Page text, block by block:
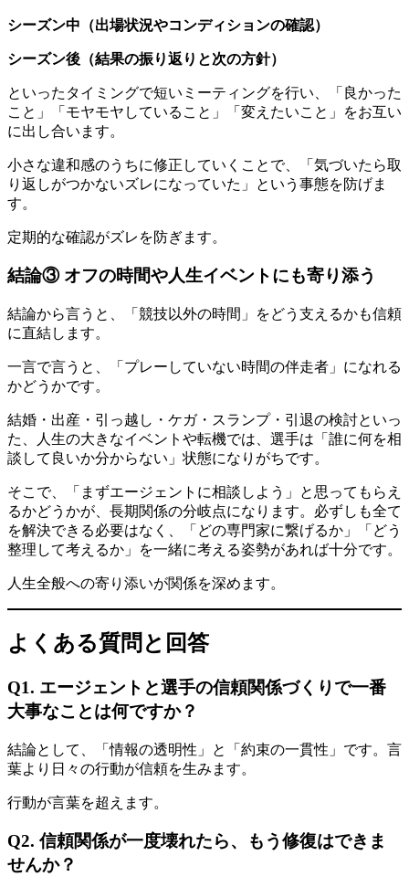
シーズン中（出場状況やコンディションの確認）
シーズン後（結果の振り返りと次の方針）
といったタイミングで短いミーティングを行い、「良かった
こと」「モヤモヤしていること」「変えたいこと」をお互い
に出し合います。
小さな違和感のうちに修正していくことで、「気づいたら取
り返しがつかないズレになっていた」という事態を防げま
す。
定期的な確認がズレを防ぎます。
結論③ オフの時間や人生イベントにも寄り添う
結論から言うと、「競技以外の時間」をどう支えるかも信頼
に直結します。
一言で言うと、「プレーしていない時間の伴走者」になれる
かどうかです。
結婚・出産・引っ越し・ケガ・スランプ・引退の検討といっ
た、人生の大きなイベントや転機では、選手は「誰に何を相
談して良いか分からない」状態になりがちです。
そこで、「まずエージェントに相談しよう」と思ってもらえ
るかどうかが、長期関係の分岐点になります。必ずしも全て
を解決できる必要はなく、「どの専門家に繋げるか」「どう
整理して考えるか」を一緒に考える姿勢があれば十分です。
人生全般への寄り添いが関係を深めます。
よくある質問と回答
Q1. エージェントと選手の信頼関係づくりで一番
大事なことは何ですか？
結論として、「情報の透明性」と「約束の一貫性」です。言
葉より日々の行動が信頼を生みます。
行動が言葉を超えます。
Q2. 信頼関係が一度壊れたら、もう修復はできま
せんか？